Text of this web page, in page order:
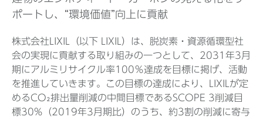
ポートし、“環境価値”向上に貢献
株式会社LIXIL（以下 LIXIL）は、脱炭素・資源循環型社
会の実現に貢献する取り組みの一つとして、2031年3月
期にアルミリサイクル率100％達成を目標に掲げ、活動
を推進していきます。この目標の達成により、LIXILが定
めるCO₂排出量削減の中間目標であるSCOPE 3削減目
標30%（2019年3月期比）のうち、約3割の削減に寄与